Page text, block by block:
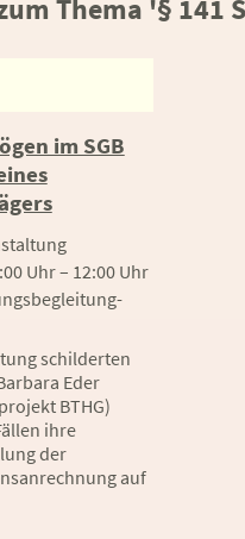
Thema '§ 141
im SGB
Uhr – 12:00 Uhr
schilderten
Eder
BTHG)
ihre
der
auf